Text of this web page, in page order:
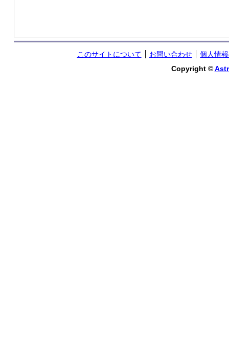
このサイトについて お問い合わせ
個人情
Copyright ©